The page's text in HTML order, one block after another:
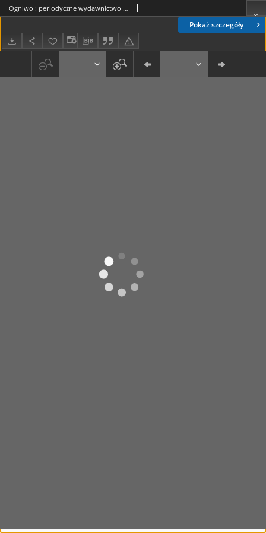
Pokaż szczegóły
Ogniwo : periodyczne wydawnictwo organizacyjne Akcji Katolickiej Diecezji Lubelskiej R. 6, Nr 5 (maj 1938)